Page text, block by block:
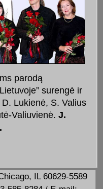
parodą
surengė ir
Lukienė, S. Valius
Valiuvienė. J.
IL 60629-5589